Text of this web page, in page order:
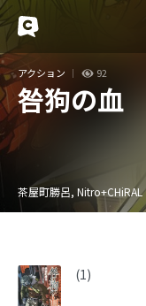
アクション 92
咎狗の血
茶屋町勝呂, Nitro+CHiRAL
(1)